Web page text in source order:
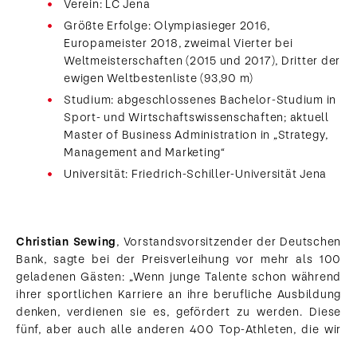
Verein: LC Jena
Größte Erfolge: Olympiasieger 2016,
Europameister 2018, zweimal Vierter bei
Weltmeisterschaften (2015 und 2017), Dritter der
ewigen Weltbestenliste (93,90 m)
Studium: abgeschlossenes Bachelor-Studium in
Sport- und Wirtschaftswissenschaften; aktuell
Master of Business Administration in „Strategy,
Management and Marketing“
Universität: Friedrich-Schiller-Universität Jena
Christian Sewing, Vorstandsvorsitzender der Deutschen
Bank, sagte bei der Preisverleihung vor mehr als 100
geladenen Gästen: „Wenn junge Talente schon während
ihrer sportlichen Karriere an ihre berufliche Ausbildung
denken, verdienen sie es, gefördert zu werden. Diese
fünf, aber auch alle anderen 400 Top-Athleten, die wir